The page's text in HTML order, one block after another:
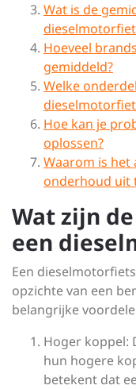
Wat is de
Hoeveel
gemiddeld?
Welke
Hoe kan je
oplossen?
Waarom is het
onderhoud uit
Wat zijn
een
Een
opzichte van een
belangrijke
Hoger koppel:
hun hogere
betekent dat